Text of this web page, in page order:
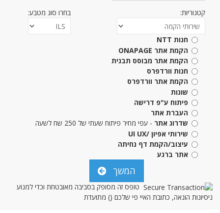
קטגוריות: בחרו סוג מטבע:
חנות NTT
הקמת אתר ONAPAGE
הקמת אתר מבוסס תבנית
חנות וורדפרס
הקמת אתר וורדפרס
שונות
פיתוח ע"פ דרישה
העברת אתר
שדרוג אתר - עפי מחיר פיתוח שעתי של 250 שח לשעה
שירותי אפיון /UI UX
עיצוב/הקמת דף נחיתה
אתר ברגע
המשך
טופס זה מסופק בסביבה מאובטחת וכדי למנוע
ניסיונות הונאה, כתובת האיי פי שלכם () מתועדת